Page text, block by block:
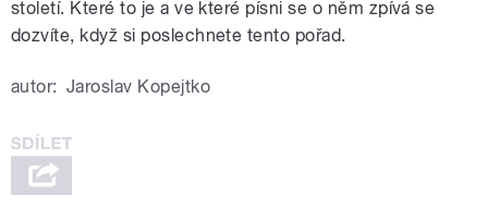
století. Které to je a ve které písni se o něm zpívá se
dozvíte, když si poslechnete tento pořad.
autor: Jaroslav Kopejtko